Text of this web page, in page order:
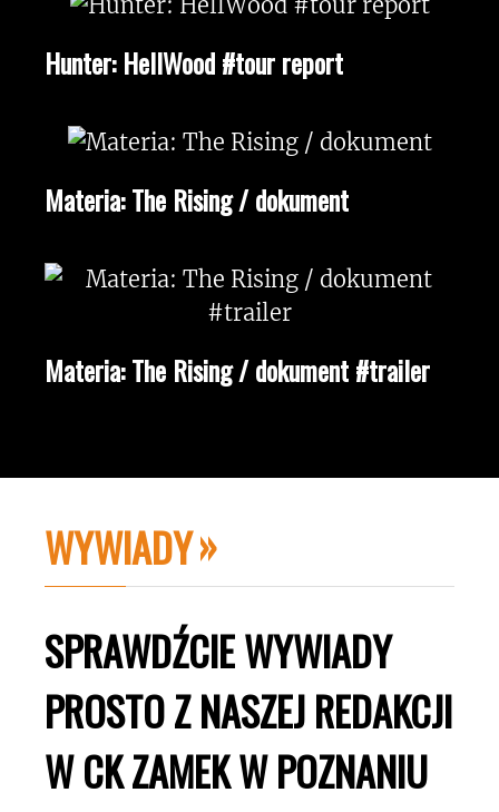
Hunter: HellWood #tour report
Materia: The Rising / dokument
Materia: The Rising / dokument #trailer
WYWIADY
SPRAWDŹCIE WYWIADY
PROSTO Z NASZEJ REDAKCJI
W CK ZAMEK W POZNANIU